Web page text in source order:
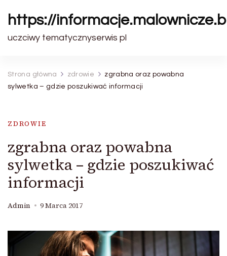
https://
uczciwy tematycznyserwis pl
Strona główna zdrowie
zgrabna oraz powabna
sylwetka – gdzie poszukiwać informacji
ZDROWIE
zgrabna oraz powabna
sylwetka – gdzie poszukiwać
informacji
Admin 9 Marca 2017